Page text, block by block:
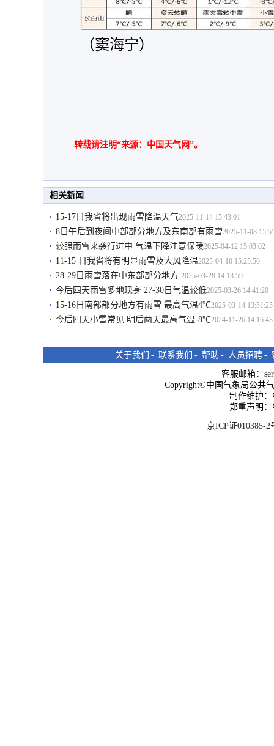
（窦海宁）
转载请注明“来源：中国天气网”。
相关新闻
15-17日我省将出现雨雪降温天气2025-11-14 15:43:01
8日午后到夜间中部部分地方及东南部有雨雪2025-11-08
较强雨雪来袭行进中 气温下降注意保暖2025-04-12 15:03:02
11-15 日我省将有明显雨雪及大风降温2025-04-10 15:25:56
28-29日雨雪落在中东部部分地方 2025-03-28 14:13:59
今后四天雨雪多地现身 27-30日气温较低2025-03-26 14:41:20
15-16日南部部分地方有雨雪 最高气温4℃2025-03-14 13:51:25
今后四天小雪常见 明后两天最高气温-8℃2024-11-26 14:16:43
关于我们 - 联系我们 - 帮助 - 人员招聘 -
客服邮箱：
Copyright©中国气象局公共
制作维护
郑重声明
京ICP证010385-2